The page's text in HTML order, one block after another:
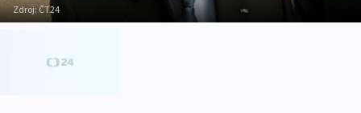
Zdroj:ČT24